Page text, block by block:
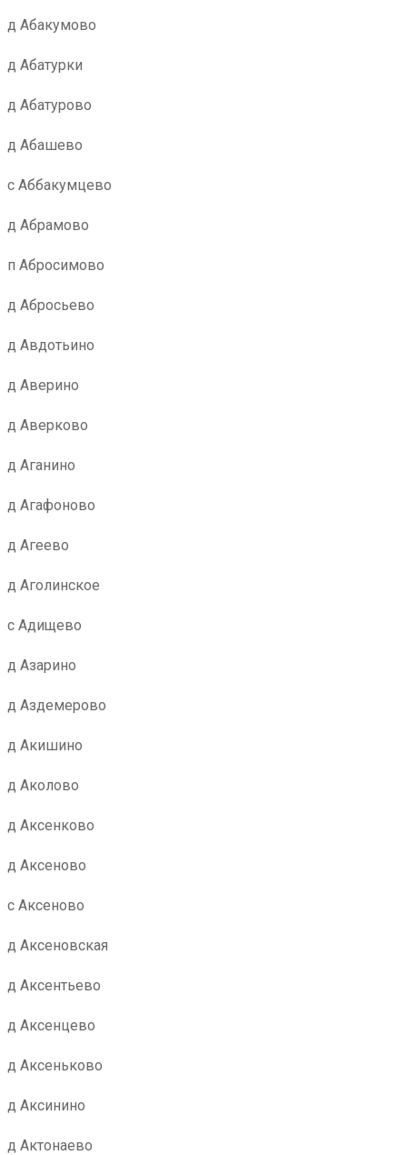
д Абакумово
д Абатурки
д Абатурово
д Абашево
с Аббакумцево
д Абрамово
п Абросимово
д Абросьево
д Авдотьино
д Аверино
д Аверково
д Аганино
д Агафоново
д Агеево
д Аголинское
с Адищево
д Азарино
д Аздемерово
д Акишино
д Аколово
д Аксенково
д Аксеново
с Аксеново
д Аксеновская
д Аксентьево
д Аксенцево
д Аксеньково
д Аксинино
д Актонаево